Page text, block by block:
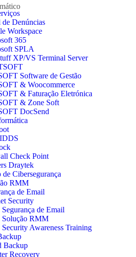
de Denúncias
Workspace
365
SPLA
XP/VS Terminal Server
Software de Gestão
& Woocommerce
& Faturação Eletrónica
& Zone Soft
DocSend
Check Point
Draytek
de Cibersegurança
RMM
de Email
Security
Segurança de Email
Solução RMM
Security Awareness Training
Backup
Recovery